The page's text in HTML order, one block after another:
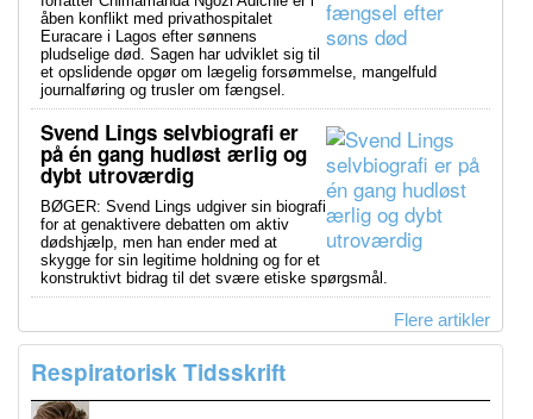
åben konflikt med privathospitalet
Euracare i Lagos efter sønnens
pludselige død. Sagen har udviklet sig til
et opslidende opgør om lægelig forsømmelse, mangelfuld
journalføring og trusler om fængsel.
Svend Lings selvbiografi er
på én gang hudløst ærlig og
dybt utroværdig
BØGER: Svend Lings udgiver sin biografi
for at genaktivere debatten om aktiv
dødshjælp, men han ender med at
skygge for sin legitime holdning og for et
konstruktivt bidrag til det svære etiske spørgsmål.
Flere artikler
Respiratorisk Tidsskrift